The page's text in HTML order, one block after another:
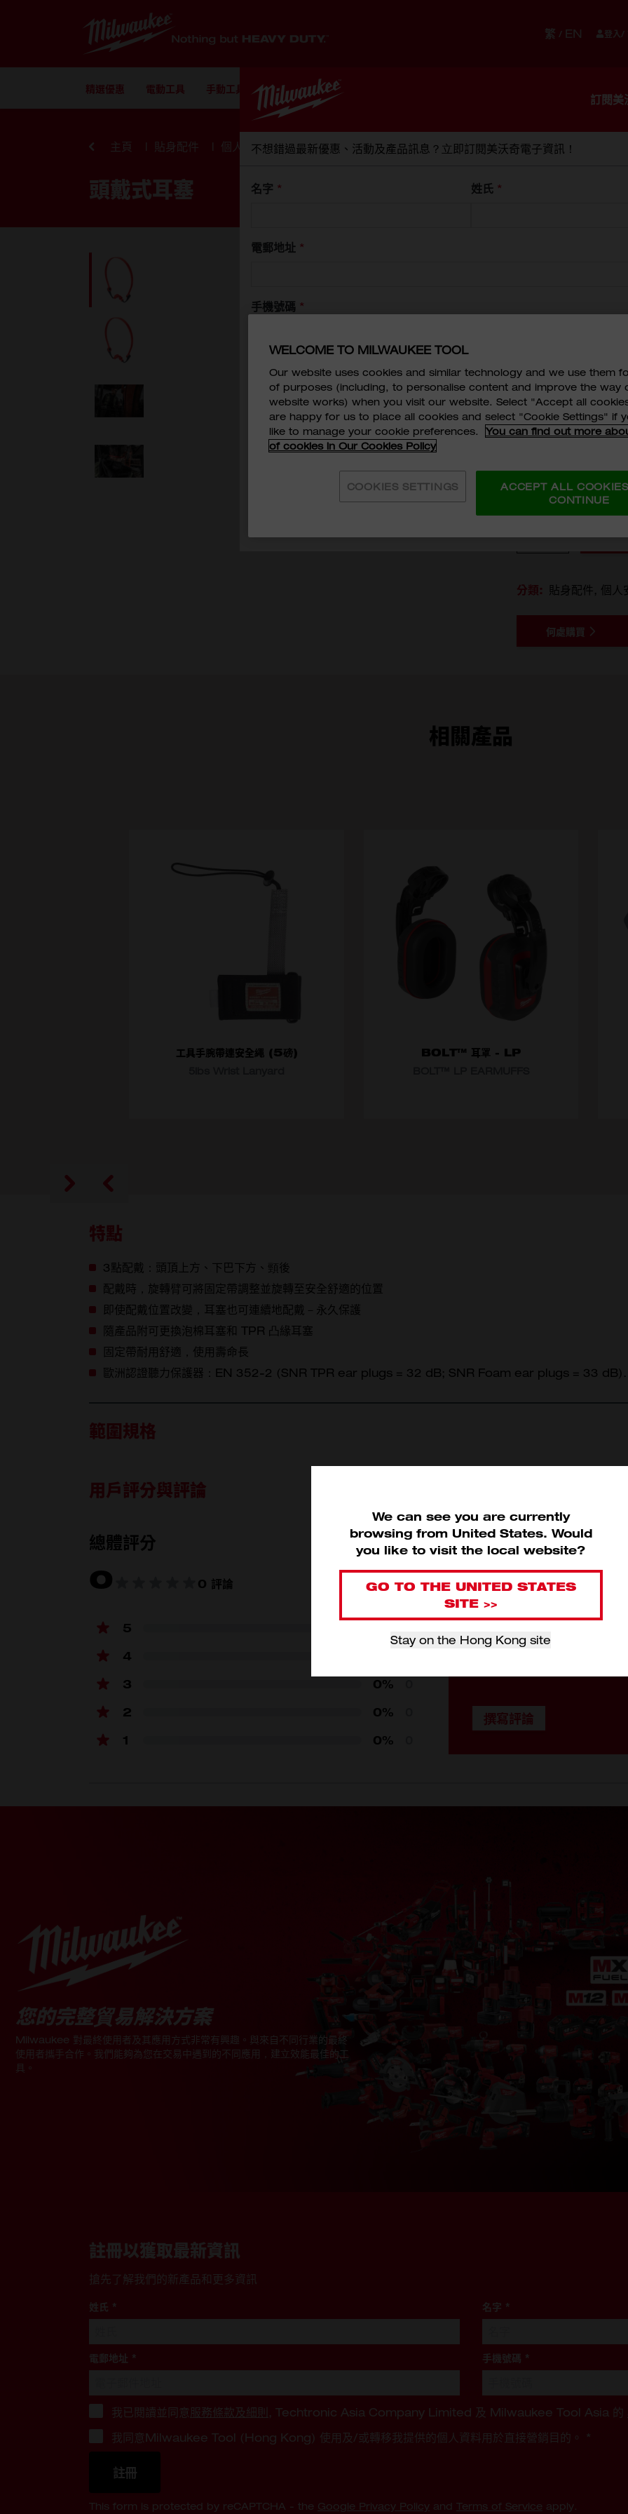
We can see you are currently
browsing from United States. Would
you like to visit the local website?
GO TO THE UNITED STATES
SITE >>
Stay on the Hong Kong site
訂閱美
不想錯過最新優惠、活動及產品訊息？立即訂閱美沃奇電子資訊！
名字 * 姓氏 *
電郵地址 *
手機號碼 *
行業
我已閱讀並同意服務條款及細則, TECHTRONIC ASIA COMPANY
MILWAUKEE TOOL ASIA 的 私隱政策及個人資料收集聲明。*
訂閱
繁 / EN 登入/
精選優惠 電動工具 手動工具 配件 儲存
主頁 貼身配件 個人安全裝備
頭戴式耳塞
配戴時，旋轉臂可將
即使配戴位置改變，
HKD$108
選擇型號
數量 新
分類: 貼身配件 個人
何處購買
相關產品
工具手腕帶連安全繩 (5磅) BOLT™ 耳罩 - LP
特點
3點配戴：頭頂上方、下巴下方、頸後
配戴時，旋轉臂可將固定帶調整並旋轉至安全舒適的位置
即使配戴位置改變，耳塞也可連續地配戴－永久保護
隨產品附可更換泡棉耳塞和 TPR 凸緣耳塞
固定帶耐用舒適，使用壽命長
歐洲認證聽力保護器：EN 352-2 (SNR TPR ear plugs = 32 dB; SNR Foam ear plugs = 33 dB).
範圍規格
內容物
4932478135 (1)
產品規格
Band: ABS, POM; Plugs:
包裝數量
1
Standard
Noise reduction rating (db(A))
用戶評分與評論
總體評分
0 0 評論
5
4
3 0%
2 0%
1 0%
評價此產品
請先登入會員再提交評論
您的完整貿易解決方案
Milwaukee 對最終使用者及其應用方式非常有興趣。與來自不同行業的最終
使用者攜手合作。我們能夠為您在交易中遇到的不同應用，建立效能最佳的工
具。
註冊以獲取最新資訊
搶先了解我們的新產品和更多資訊
姓氏 * 名字 *
電郵地址 * 手機號碼 *
我已閱讀並同意 服務條款及細則 , Techtronic Asia Company Limited 及 Milwaukee Tool Asia 的
我同意Milwaukee Tool (Hong Kong) 使用及/或轉移我提供的個人資料用於直接營銷目的。 *
註冊
This form is protected by reCAPTCHA - the Google Privacy Policy and Terms of Service apply.
WELCOME TO MILWAUKEE TOOL
Our website uses cookies and similar technology and we use them
of purposes (including, to personalise content and improve the way
website works) when you visit our website. Select "Accept all
are happy for us to place all cookies and select "Cookie Settings" if
like to manage your cookie preferences.
You can find out more
of cookies in Our Cookies Policy
COOKIES SETTINGS
ACCEPT ALL
CONTINUE